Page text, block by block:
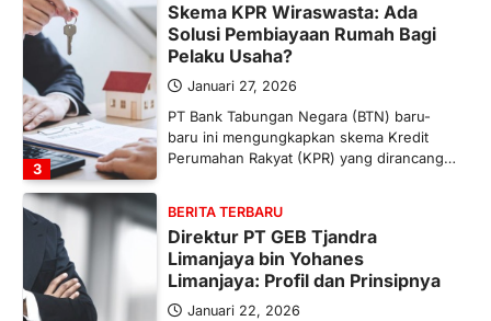
3
Skema KPR Wiraswasta: Ada
Solusi Pembiayaan Rumah Bagi
Pelaku Usaha?
Januari 27, 2026
PT Bank Tabungan Negara (BTN) baru-
baru ini mengungkapkan skema Kredit
Perumahan Rakyat (KPR) yang dirancang…
BERITA TERBARU
Direktur PT GEB Tjandra
Limanjaya bin Yohanes
Limanjaya: Profil dan Prinsipnya
Januari 22, 2026